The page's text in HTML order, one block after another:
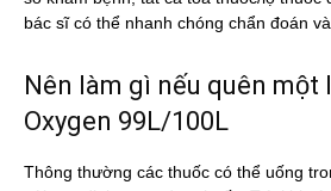
bác sĩ có thể nhanh chóng chẩn đoán
Nên làm gì nếu quên một
Oxygen 99L/100L
Thông thường các thuốc có thể uống